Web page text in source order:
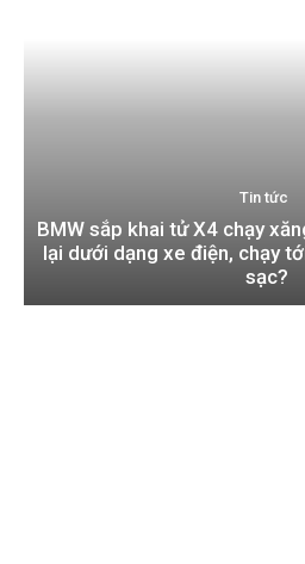
Tin tức
BMW sắp khai tử X4 chạy
lại dưới dạng xe điện, chạy
sạc?